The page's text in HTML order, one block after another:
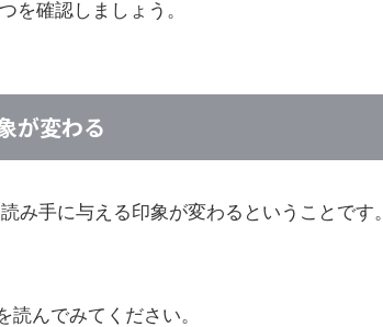
を確認しましょう。
が変わる
み手に与える印象が変わるということです。
んでみてください。